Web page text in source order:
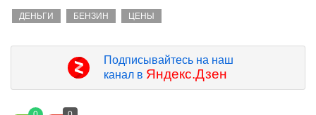
ДЕНЬГИ БЕНЗИН ЦЕНЫ
Подписывайтесь на наш
канал в Яндекс.Дзен